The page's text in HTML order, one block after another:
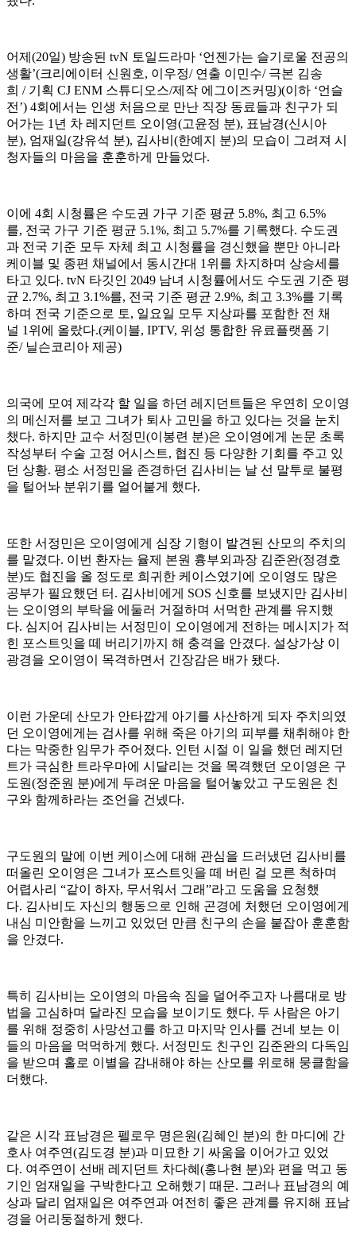
어제(20일) 방송된 tvN 토일드라마 ‘언젠가는 슬기로울 전공의
생활’(크리에이터 신원호, 이우정/ 연출 이민수/ 극본 김송
희 / 기획 CJ ENM 스튜디오스/제작 에그이즈커밍)(이하 ‘언슬
전’) 4회에서는 인생 처음으로 만난 직장 동료들과 친구가 되
어가는 1년 차 레지던트 오이영(고윤정 분), 표남경(신시아
분), 엄재일(강유석 분), 김사비(한예지 분)의 모습이 그려져 시
청자들의 마음을 훈훈하게 만들었다.
이에 4회 시청률은 수도권 가구 기준 평균 5.8%, 최고 6.5%
를, 전국 가구 기준 평균 5.1%, 최고 5.7%를 기록했다. 수도권
과 전국 기준 모두 자체 최고 시청률을 경신했을 뿐만 아니라
케이블 및 종편 채널에서 동시간대 1위를 차지하며 상승세를
타고 있다. tvN 타깃인 2049 남녀 시청률에서도 수도권 기준 평
균 2.7%, 최고 3.1%를, 전국 기준 평균 2.9%, 최고 3.3%를 기록
하며 전국 기준으로 토, 일요일 모두 지상파를 포함한 전 채
널 1위에 올랐다.(케이블, IPTV, 위성 통합한 유료플랫폼 기
준/ 닐슨코리아 제공)
의국에 모여 제각각 할 일을 하던 레지던트들은 우연히 오이영
의 메신저를 보고 그녀가 퇴사 고민을 하고 있다는 것을 눈치
챘다. 하지만 교수 서정민(이봉련 분)은 오이영에게 논문 초록
작성부터 수술 고정 어시스트, 협진 등 다양한 기회를 주고 있
던 상황. 평소 서정민을 존경하던 김사비는 날 선 말투로 불평
을 털어놔 분위기를 얼어붙게 했다.
또한 서정민은 오이영에게 심장 기형이 발견된 산모의 주치의
를 맡겼다. 이번 환자는 율제 본원 흉부외과장 김준완(정경호
분)도 협진을 올 정도로 희귀한 케이스였기에 오이영도 많은
공부가 필요했던 터. 김사비에게 SOS 신호를 보냈지만 김사비
는 오이영의 부탁을 에둘러 거절하며 서먹한 관계를 유지했
다. 심지어 김사비는 서정민이 오이영에게 전하는 메시지가 적
힌 포스트잇을 떼 버리기까지 해 충격을 안겼다. 설상가상 이
광경을 오이영이 목격하면서 긴장감은 배가 됐다.
이런 가운데 산모가 안타깝게 아기를 사산하게 되자 주치의였
던 오이영에게는 검사를 위해 죽은 아기의 피부를 채취해야 한
다는 막중한 임무가 주어졌다. 인턴 시절 이 일을 했던 레지던
트가 극심한 트라우마에 시달리는 것을 목격했던 오이영은 구
도원(정준원 분)에게 두려운 마음을 털어놓았고 구도원은 친
구와 함께하라는 조언을 건넸다.
구도원의 말에 이번 케이스에 대해 관심을 드러냈던 김사비를
떠올린 오이영은 그녀가 포스트잇을 떼 버린 걸 모른 척하며
어렵사리 “같이 하자, 무서워서 그래”라고 도움을 요청했
다. 김사비도 자신의 행동으로 인해 곤경에 처했던 오이영에게
내심 미안함을 느끼고 있었던 만큼 친구의 손을 붙잡아 훈훈함
을 안겼다.
특히 김사비는 오이영의 마음속 짐을 덜어주고자 나름대로 방
법을 고심하며 달라진 모습을 보이기도 했다. 두 사람은 아기
를 위해 정중히 사망선고를 하고 마지막 인사를 건네 보는 이
들의 마음을 먹먹하게 했다. 서정민도 친구인 김준완의 다독임
을 받으며 홀로 이별을 감내해야 하는 산모를 위로해 뭉클함을
더했다.
같은 시각 표남경은 펠로우 명은원(김혜인 분)의 한 마디에 간
호사 여주연(김도경 분)과 미묘한 기 싸움을 이어가고 있었
다. 여주연이 선배 레지던트 차다혜(홍나현 분)와 편을 먹고 동
기인 엄재일을 구박한다고 오해했기 때문. 그러나 표남경의 예
상과 달리 엄재일은 여주연과 여전히 좋은 관계를 유지해 표남
경을 어리둥절하게 했다.